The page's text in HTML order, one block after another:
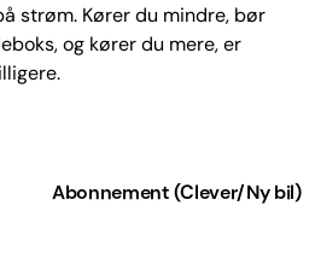
strøm. Kører du mindre, bør
og kører du mere, er
Abonnement (Clever/Ny bil)